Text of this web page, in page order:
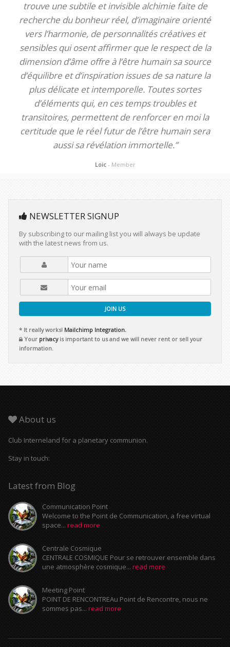
trouve une subtile et invisible alchimie faite de
recherche du bonheur réel, d’imaginaire orienté
vers l’harmonie, de personnalités créatives et
sensibles qui osent affirmer que le respect de la
dimension d’âme offre à l’être humain sa source
d’équilibre et d’inspiration issues de sa nature la
plus délicate et intemporelle. Toutes sortes
d’éléments qui, en ces temps troubles et
transitoires, permettent de renforcer en moi la
certitude que le réel futur de l’être humain sera
aussi sa révélation immortelle.”
Loic - Member
NEWSLETTER SIGNUP
By subscribing to our mailing list you will always be update
with the latest news from us.
JOIN US
* It really works! Mailchimp Integration.
Your privacyis important to us and we will never rent or sell your
information.
About us
Club Interneland for a planetary communion.
Stay in touch:
Latest from Blog
Communication Point
Welcome to the Point de Communication, a free virtual
space... read more
Centrale Cosmique
CENTRALE COSMIQUE Pour se retrouver ensemble dans
une atmosphère cosmique... read more
Meeting Point
POINT DE RENCONTREAu Point de Rencontre, nous ne
sommes pas... read more